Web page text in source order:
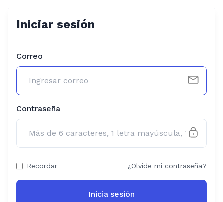
Iniciar sesión
Correo
Contraseña
Recordar ¿Olvide mi contraseña?